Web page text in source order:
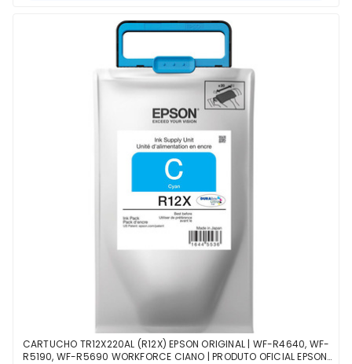
CARTUCHO TR12X220AL (R12X) EPSON ORIGINAL | WF-R4640, WF-
R5190, WF-R5690 WORKFORCE CIANO | PRODUTO OFICIAL EPSON,